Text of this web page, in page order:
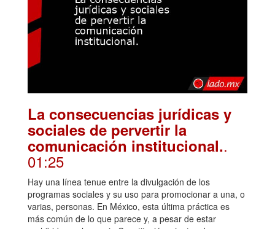
La consecuencias jurídicas y
sociales de pervertir la
comunicación institucional..
01:25
Hay una línea tenue entre la divulgación de los
programas sociales y su uso para promocionar a una, o
varias, personas. En México, esta última práctica es
más común de lo que parece y, a pesar de estar